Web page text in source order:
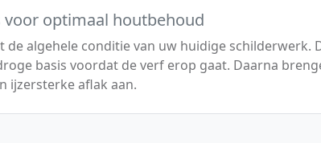
voor optimaal houtbehoud
de algehele conditie van uw huidige schilderwerk.
basis voordat de verf erop gaat. Daarna
ijzersterke aflak aan.